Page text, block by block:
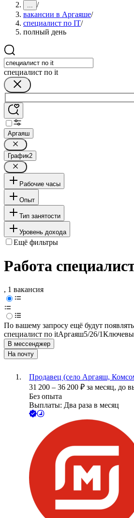
... /
вакансии в Аргаяше/
специалист по IT/
полный день
специалист по it
Аргаяш
График2
Рабочие часы
Опыт
Тип занятости
Уровень дохода
Ещё фильтры
Работа
, 1 вакансия
По вашему запросу ещё будут
специалист по itАргаяш5/26/1
В мессенджер
На почту
Продавец (село Аргаяш,
31 200 – 36 200 ₽ за месяц, до
Без опыта
Выплаты: Два раза в месяц